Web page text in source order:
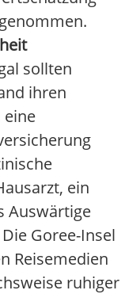
sollten
ihren
ein
Auswärtige
Goree-Insel
Reisemedien
ruhiger